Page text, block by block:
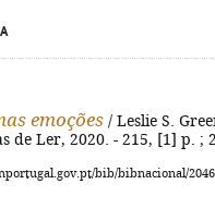
emoções / Leslie S.
de Ler, 2020. - 215, [1] p. ;
bib/bibnacional/